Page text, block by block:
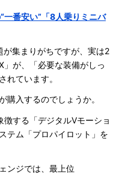
一番安い”「8人乗りミニバ
集まりがちですが、実は2
」が、「必要な装備がしっ
れています。
入するのでしょうか。
する「デジタルVモーショ
テム「プロパイロット」を
ンジでは、最上位